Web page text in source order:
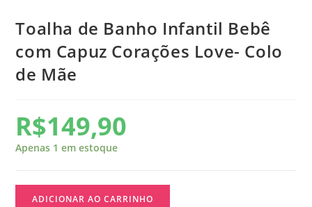
Toalha de Banho Infantil Bebê
com Capuz Corações Love- Colo
de Mãe
R$149,90
Apenas 1 em estoque
ADICIONAR AO CARRINHO